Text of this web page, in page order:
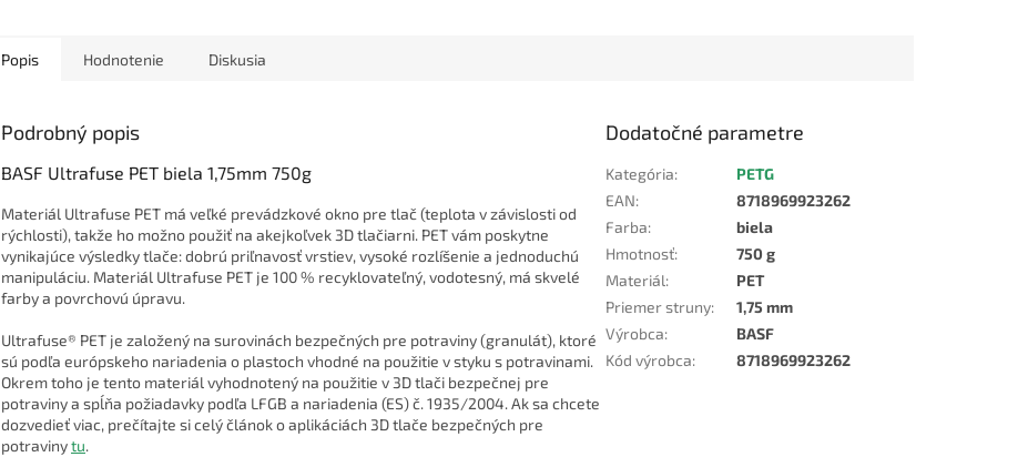
Popis Hodnotenie Diskusia
Podrobný popis
BASF Ultrafuse PET biela 1,75mm 750g
Materiál Ultrafuse PET má veľké prevádzkové okno pre tlač (teplota v závislosti od
rýchlosti), takže ho možno použiť na akejkoľvek 3D tlačiarni. PET vám poskytne
vynikajúce výsledky tlače: dobrú priľnavosť vrstiev, vysoké rozlíšenie a jednoduchú
manipuláciu. Materiál Ultrafuse PET je 100 % recyklovateľný, vodotesný, má skvelé
farby a povrchovú úpravu.
Ultrafuse® PET je založený na surovinách bezpečných pre potraviny (granulát), ktoré
sú podľa európskeho nariadenia o plastoch vhodné na použitie v styku s potravinami.
Okrem toho je tento materiál vyhodnotený na použitie v 3D tlači bezpečnej pre
potraviny a spĺňa požiadavky podľa LFGB a nariadenia (ES) č. 1935/2004. Ak sa chcete
dozvedieť viac, prečítajte si celý článok o aplikáciách 3D tlače bezpečných pre
potravinytu.
Dodatočné parametre
Kategória:
PETG
EAN:
8718969923262
Farba:
biela
Hmotnosť:
750 g
Materiál:
PET
Priemer struny:
1,75 mm
Výrobca:
BASF
Kód výrobca: 8718969923262